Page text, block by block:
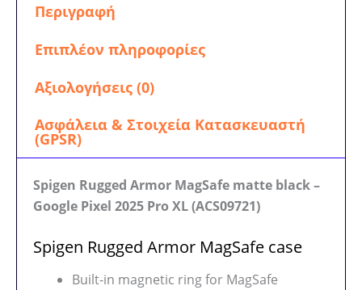
Περιγραφή
Επιπλέον πληροφορίες
Αξιολογήσεις (0)
Ασφάλεια & Στοιχεία Κατασκευαστή
(GPSR)
Spigen Rugged Armor MagSafe matte black –
Google Pixel 2025 Pro XL (ACS09721)
Spigen Rugged Armor MagSafe case
Built-in magnetic ring for MagSafe